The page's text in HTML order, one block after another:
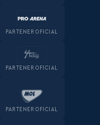
PARTENER OFICIAL
PARTENER OFICIAL
PARTENER OFICIAL